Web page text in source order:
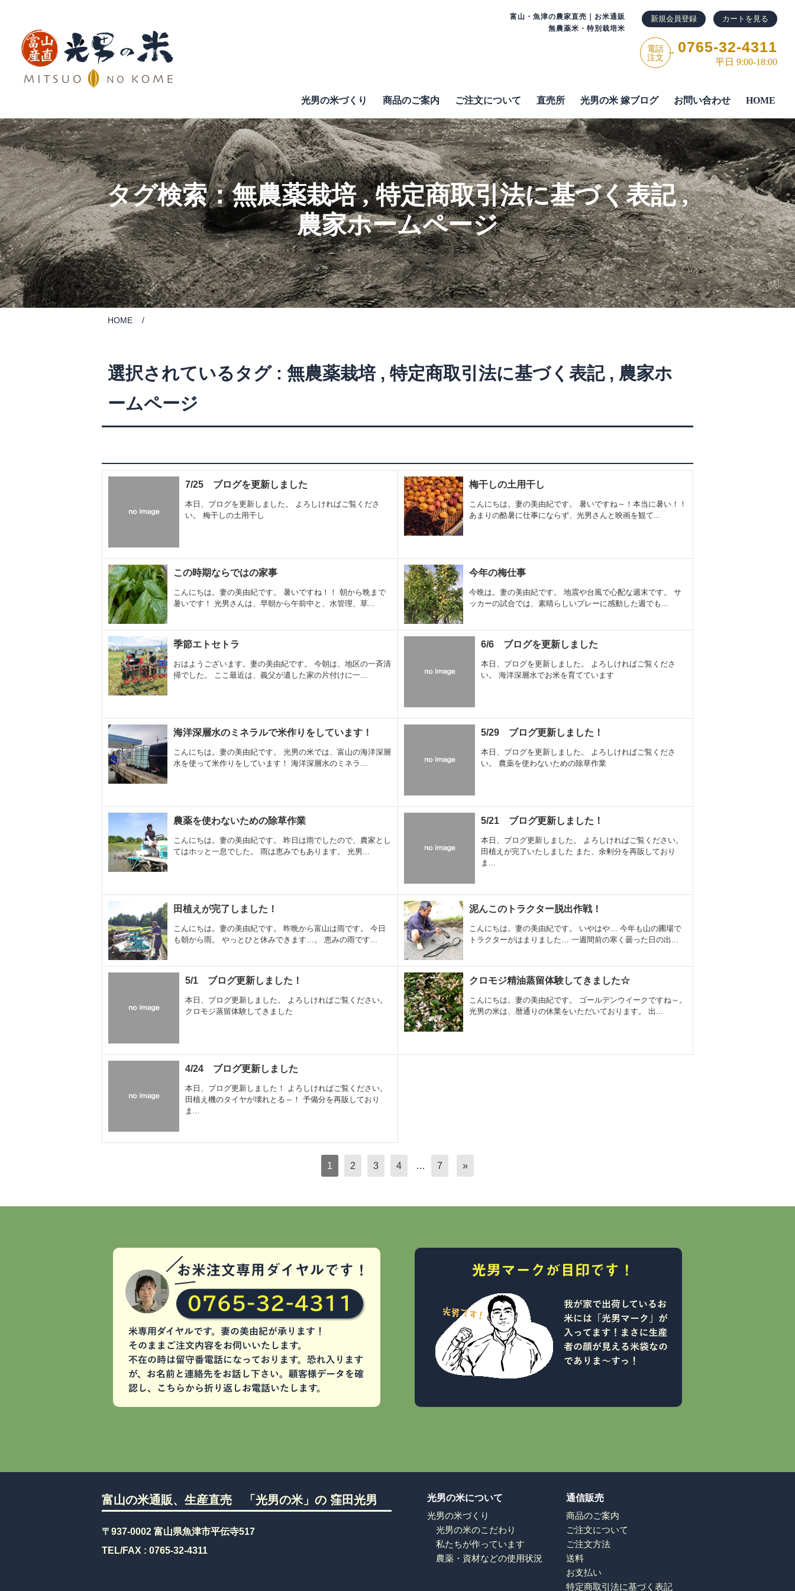
富山・魚津の農家直売｜お米通販
無農薬米・特別栽培米
新規会員登録 カートを見る
電話
注文
→ 0765-32-4311
平日 9:00-18:00
光男の米づくり 商品のご案内 ご注⽂について 直売所 光男の米 嫁ブログ お問い合わせ HOME
タグ検索：無農薬栽培,特定商取引法に基づく表記,
農家ホームページ
HOME
選択されているタグ : 無農薬栽培, 特定商取引法に基づく表記, 農家ホ
ームページ
7/25 ブログを更新しました
本日、ブログを更新しました。 よろしければご覧くださ
い。 梅干しの土用干し
梅干しの土用干し
こんにちは。妻の美由紀です。 暑いですね～！本当に暑い！！
あまりの酷暑に仕事にならず、光男さんと映画を観て...
この時期ならではの家事
こんにちは。妻の美由紀です。 暑いですね！！ 朝から晩まで
暑いです！ 光男さんは、早朝から午前中と、水管理、草...
今年の梅仕事
今晩は。妻の美由紀です。 地震や台風で心配な週末です。 サ
ッカーの試合では、素晴らしいプレーに感動した週でも...
季節エトセトラ
おはようございます。妻の美由紀です。 今朝は、地区の一斉清
掃でした。 ここ最近は、義父が遺した家の片付けに一...
6/6 ブログを更新しました
本日、ブログを更新しました。 よろしければご覧くださ
い。 海洋深層水でお米を育てています
海洋深層水のミネラルで米作りをしています！
こんにちは。妻の美由紀です。 光男の米では、富山の海洋深層
水を使って米作りをしています！ 海洋深層水のミネラ...
5/29 ブログ更新しました！
本日、ブログを更新しました。 よろしければご覧くださ
い。 農薬を使わないための除草作業
農薬を使わないための除草作業
こんにちは。妻の美由紀です。 昨日は雨でしたので、農家とし
てはホッと一息でした。 雨は恵みでもあります。 光男...
5/21 ブログ更新しました！
本日、ブログ更新しました。 よろしければご覧ください。
田植えが完了いたしました また、余剰分を再販しており
ま...
田植えが完了しました！
こんにちは。妻の美由紀です。 昨晩から富山は雨です。 今日
も朝から雨。 やっとひと休みできます…。 恵みの雨です...
泥んこのトラクター脱出作戦！
こんにちは。妻の美由紀です。 いやはや… 今年も山の圃場で
トラクターがはまりました… 一週間前の寒く曇った日の出...
5/1 ブログ更新しました！
本日、ブログ更新しました。 よろしければご覧ください。
クロモジ蒸留体験してきました
クロモジ精油蒸留体験してきました☆
こんにちは。妻の美由紀です。 ゴールデンウイークですね～。
光男の米は、暦通りの休業をいただいております。 出...
4/24 ブログ更新しました
本日、ブログ更新しました！ よろしければご覧ください。
田植え機のタイヤが壊れとる～！ 予備分を再販しており
ま...
1 2 3 4 … 7 »
富山の米通販、生産直売 「光男の米」の 窪田光男
〒937-0002 富山県魚津市平伝寺517
TEL/FAX : 0765-32-4311
光男の米について
光男の米づくり
光男の米のこだわり
私たちが作っています
農薬・資材などの使用状況
通信販売
商品のご案内
ご注文について
ご注文方法
送料
お支払い
特定商取引法に基づく表記